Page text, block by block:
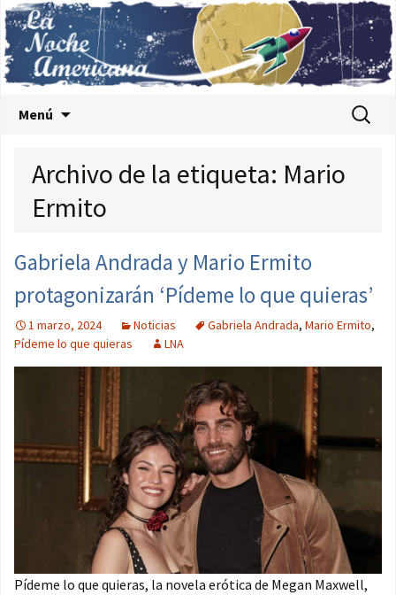
Menú Buscar:
Archivo de la etiqueta: Mario
Ermito
Gabriela Andrada y Mario Ermito
protagonizarán ‘Pídeme lo que quieras’
1 marzo, 2024 Noticias Gabriela Andrada, Mario Ermito,
Pídeme lo que quieras
LNA
Pídeme lo que quieras, la novela erótica de Megan Maxwell,